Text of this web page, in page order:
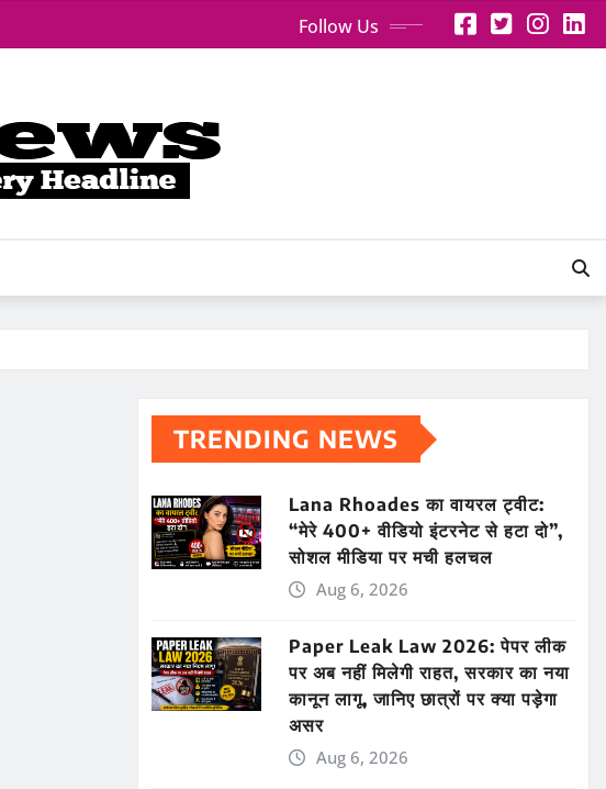
Follow Us
TRENDING NEWS
Lana Rhoades का वायरल ट्वीट:
“मेरे 400+ वीडियो इंटरनेट से हटा दो”,
सोशल मीडिया पर मची हलचल
Aug 6, 2026
Paper Leak Law 2026: पेपर लीक
पर अब नहीं मिलेगी राहत, सरकार का नया
कानून लागू, जानिए छात्रों पर क्या पड़ेगा
असर
Aug 6, 2026